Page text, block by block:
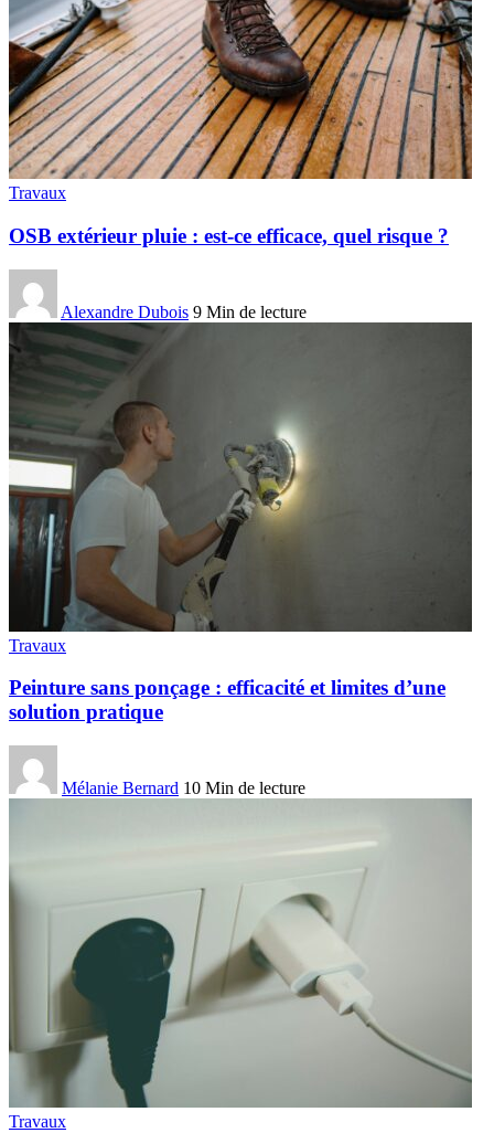
Travaux
OSB extérieur pluie : est-ce efficace, quel risque ?
Alexandre Dubois 9 Min de lecture
Travaux
Peinture sans ponçage : efficacité et limites d’une
solution pratique
Mélanie Bernard 10 Min de lecture
Travaux